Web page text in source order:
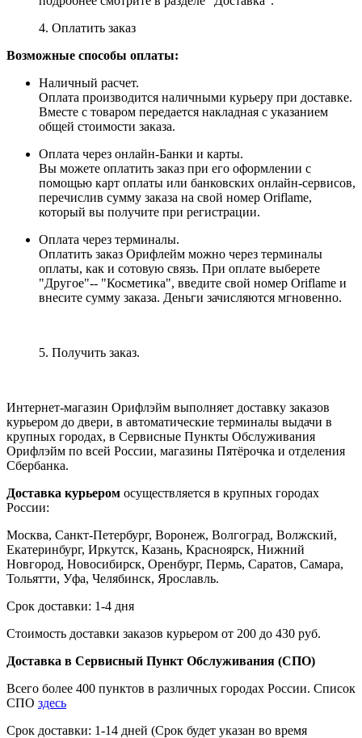
4. Оплатить заказ
Возможные способы оплаты:
Наличный расчет.
Оплата производится наличными курьеру при доставке.
Вместе с товаром передается накладная с указанием
общей стоимости заказа.
Оплата через онлайн-Банки и карты.
Вы можете оплатить заказ при его оформлении с
помощью карт оплаты или банковских онлайн-сервисов,
перечислив сумму заказа на свой номер Oriflame,
который вы получите при регистрации.
Оплата через терминалы.
Оплатить заказ Орифлейм можно через терминалы
оплаты, как и сотовую связь. При оплате выберете
"Другое"-- "Косметика", введите свой номер Oriflame и
внесите сумму заказа. Деньги зачисляются мгновенно.
5. Получить заказ.
Интернет-магазин Орифлэйм выполняет доставку заказов
курьером до двери, в автоматические терминалы выдачи в
крупных городах, в Сервисные Пункты Обслуживания
Орифлэйм по всей России, магазины Пятёрочка и отделения
Сбербанка.
Доставка курьером осуществляется в крупных городах
России:
Москва, Санкт-Петербург, Воронеж, Волгоград, Волжский,
Екатеринбург, Иркутск, Казань, Красноярск, Нижний
Новгород, Новосибирск, Оренбург, Пермь, Саратов, Самара,
Тольятти, Уфа, Челябинск, Ярославль.
Срок доставки: 1-4 дня
Стоимость доставки заказов курьером от 200 до 430 руб.
Доставка в Сервисный Пункт Обслуживания (СПО)
Всего более 400 пунктов в различных городах России. Список
СПО здесь
Срок доставки: 1-14 дней (Срок будет указан во время